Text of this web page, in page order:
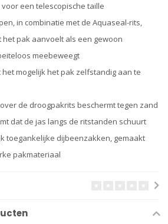
een telescopische taille
in combinatie met de Aquaseal-rits,
pak aanvoelt als een gewoon
meebeweegt
mogelijk het pak zelfstandig aan te
de droogpakrits beschermt tegen zand
dat de jas langs de ritstanden schuurt
toegankelijke dijbeenzakken, gemaakt
pakmateriaal